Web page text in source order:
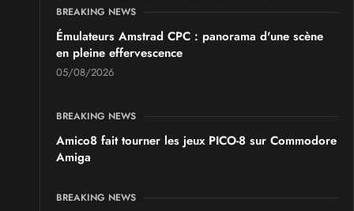
BREAKING NEWS
Émulateurs Amstrad CPC : panorama d'une scène
en pleine effervescence
05/08/2026
BREAKING NEWS
Amico8 fait tourner les jeux PICO-8 sur Commodore
Amiga
BREAKING NEWS